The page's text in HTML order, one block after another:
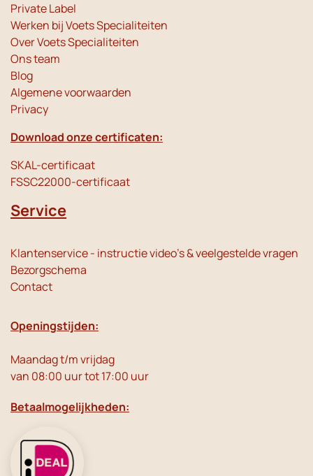
Private Label
Werken bij Voets Specialiteiten
Over Voets Specialiteiten
Ons team
Blog
Algemene voorwaarden
Privacy
Download onze certificaten:
SKAL-certificaat
FSSC22000-certificaat
Service
Klantenservice - instructie video's & veelgestelde vragen
Bezorgschema
Contact
Openingstijden:
Maandag t/m vrijdag
van 08:00 uur tot 17:00 uur
Betaalmogelijkheden: